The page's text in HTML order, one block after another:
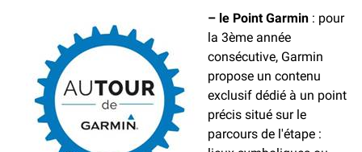
– le Point Garmin : pour
la 3ème année
consécutive, Garmin
propose un contenu
exclusif dédié à un point
précis situé sur le
parcours de l'étape :